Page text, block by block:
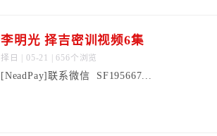
李明光 择吉密训视频6集
择日 | 05-21 | 656个浏览
[NeadPay]联系微信 SF195667...